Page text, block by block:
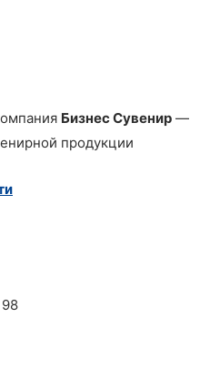
Бизнес Сувенир —
продукции
98